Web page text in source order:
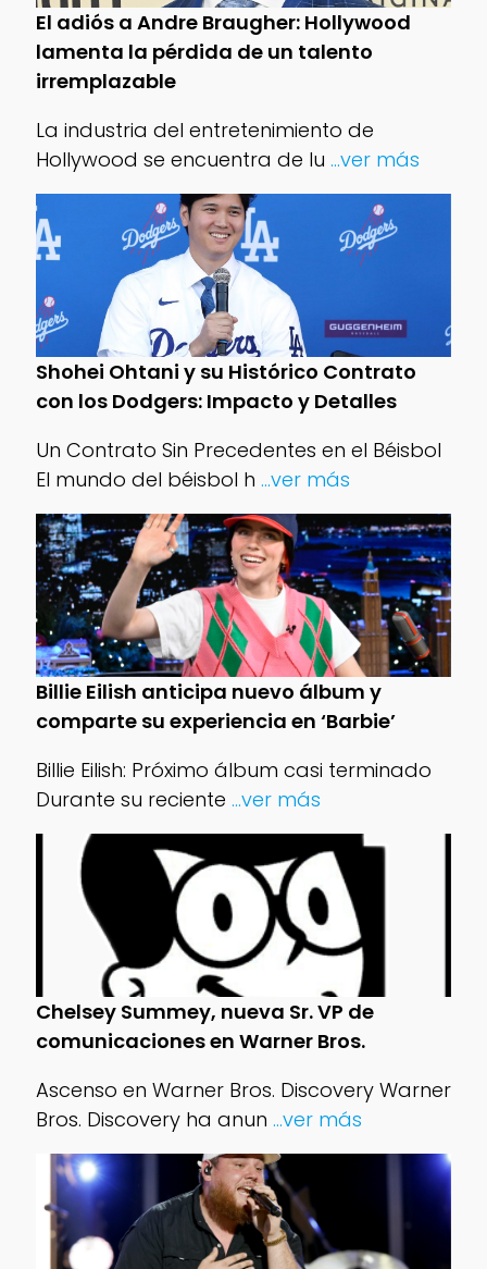
El adiós a Andre Braugher: Hollywood
lamenta la pérdida de un talento
irremplazable
La industria del entretenimiento de
Hollywood se encuentra de lu ...ver más
Shohei Ohtani y su Histórico Contrato
con los Dodgers: Impacto y Detalles
Un Contrato Sin Precedentes en el Béisbol
El mundo del béisbol h ...ver más
Billie Eilish anticipa nuevo álbum y
comparte su experiencia en ‘Barbie’
Billie Eilish: Próximo álbum casi terminado
Durante su reciente ...ver más
Chelsey Summey, nueva Sr. VP de
comunicaciones en Warner Bros.
Ascenso en Warner Bros. Discovery Warner
Bros. Discovery ha anun ...ver más